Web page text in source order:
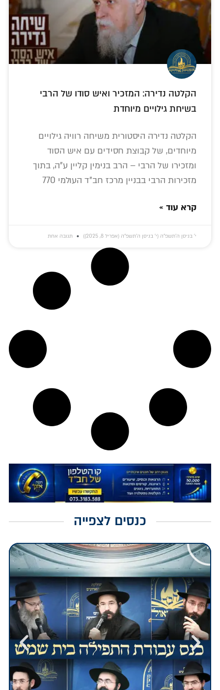
הקלטה נדירה: המזכיר ואיש סודו של הרבי
בשיחת גילויים מיוחדת
הקלטה נדירה היסטורית משיחה רוויה גילויים
מיוחדים, של קבוצת חסידים עם איש הסוד
ומזכירו של הרבי – הרב בנימין קליין ע"ה, בתוך
מזכירות הרבי בבניין מרכז חב"ד העולמי 770
קרא עוד »
י׳ בניסן ה׳תשפ״ה (י׳ בניסן ה׳תשפ״ה (אפריל 8, 2025)) תגובה אחת
כנסים לצפייה